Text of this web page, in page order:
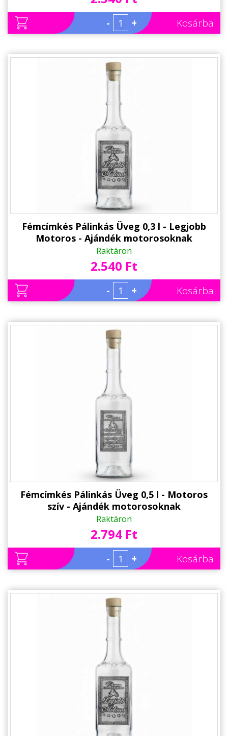
- + Kosárba
Fémcímkés Pálinkás Üveg 0,3 l - Legjobb
Motoros - Ajándék motorosoknak
Raktáron
2.540 Ft
- + Kosárba
Fémcímkés Pálinkás Üveg 0,5 l - Motoros
szív - Ajándék motorosoknak
Raktáron
2.794 Ft
- + Kosárba